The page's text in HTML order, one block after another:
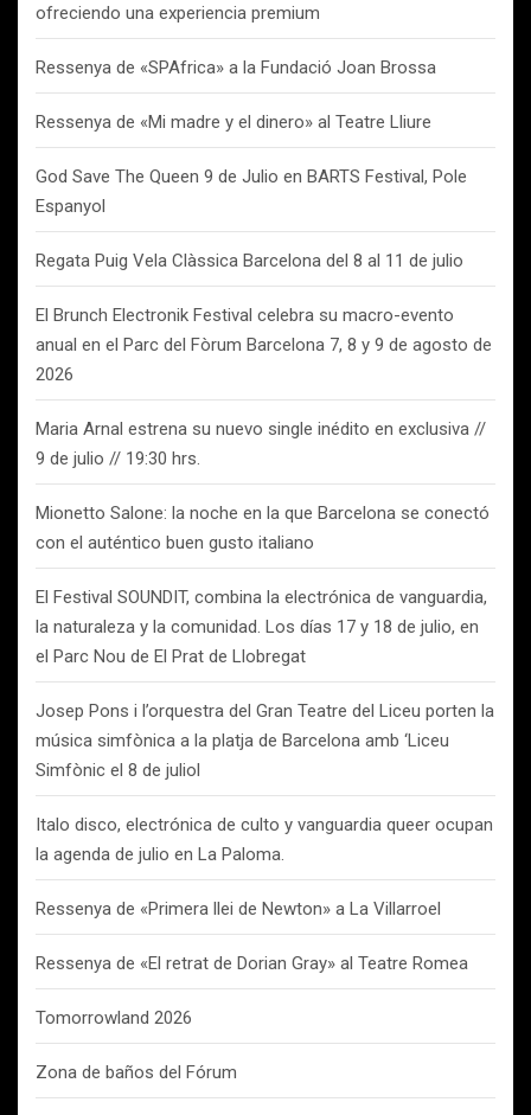
ofreciendo una experiencia premium
Ressenya de «SPAfrica» a la Fundació Joan Brossa
Ressenya de «Mi madre y el dinero» al Teatre Lliure
God Save The Queen 9 de Julio en BARTS Festival, Pole
Espanyol
Regata Puig Vela Clàssica Barcelona del 8 al 11 de julio
El Brunch Electronik Festival celebra su macro-evento
anual en el Parc del Fòrum Barcelona 7, 8 y 9 de agosto de
2026
Maria Arnal estrena su nuevo single inédito en exclusiva //
9 de julio // 19:30 hrs.
Mionetto Salone: la noche en la que Barcelona se conectó
con el auténtico buen gusto italiano
El Festival SOUNDIT, combina la electrónica de vanguardia,
la naturaleza y la comunidad. Los días 17 y 18 de julio, en
el Parc Nou de El Prat de Llobregat
Josep Pons i l’orquestra del Gran Teatre del Liceu porten la
música simfònica a la platja de Barcelona amb ‘Liceu
Simfònic el 8 de juliol
Italo disco, electrónica de culto y vanguardia queer ocupan
la agenda de julio en La Paloma.
Ressenya de «Primera llei de Newton» a La Villarroel
Ressenya de «El retrat de Dorian Gray» al Teatre Romea
Tomorrowland 2026
Zona de baños del Fórum